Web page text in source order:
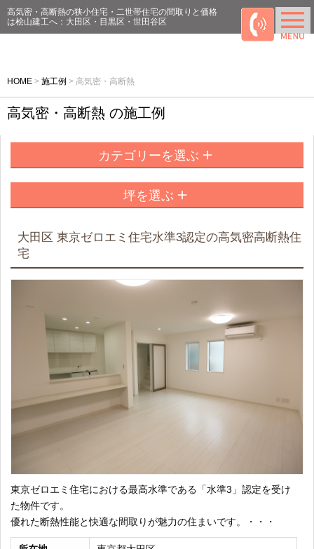
高気密・高断熱の狭小住宅・二世帯住宅の間取りと価格
は桧山建工へ：大田区・目黒区・世田谷区
HOME > 施工例 > 高気密・高断熱
高気密・高断熱 の施工例
カテゴリーを選ぶ ＋
坪を選ぶ ＋
大田区 東京ゼロエミ住宅水準3認定の高気密高断熱住
宅
東京ゼロエミ住宅における最高水準である「水準3」認定を受け
た物件です。
優れた断熱性能と快適な間取りが魅力の住まいです。・・・